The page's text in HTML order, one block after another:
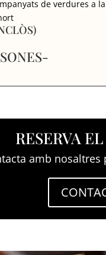
de verdures a la
RESERVA
amb